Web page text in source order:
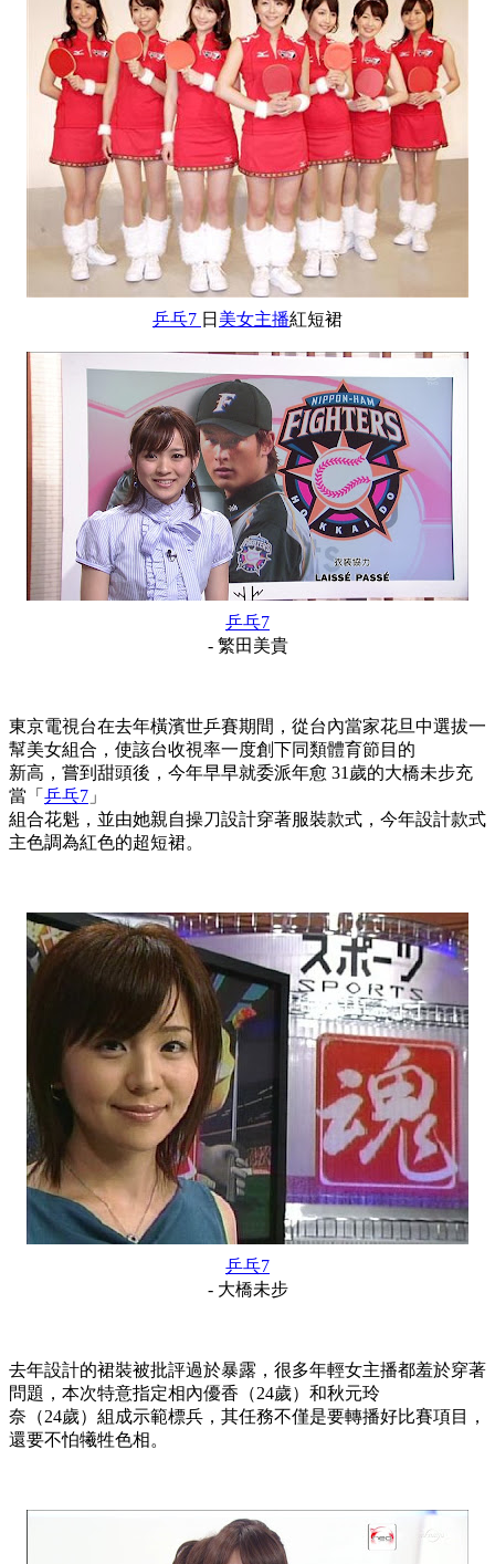
乒乓7 日 美女主播紅短裙
乒乓7
- 繁田美貴
東京電視台在去年橫濱世乒賽期間，從台內當家花旦中選拔一
幫美女組合，使該台收視率一度創下同類體育節目的
新高，嘗到甜頭後，今年早早就委派年愈 31歲的大橋未步充
當「 乒乓7 」
組合花魁，並由她親自操刀設計穿著服裝款式，今年設計款式
主色調為紅色的超短裙。
乒乓7
- 大橋未步
去年設計的裙裝被批評過於暴露，很多年輕女主播都羞於穿著
問題，本次特意指定相內優香（24歲）和秋元玲
奈（24歲）組成示範標兵，其任務不僅是要轉播好比賽項目，
還要不怕犧牲色相。